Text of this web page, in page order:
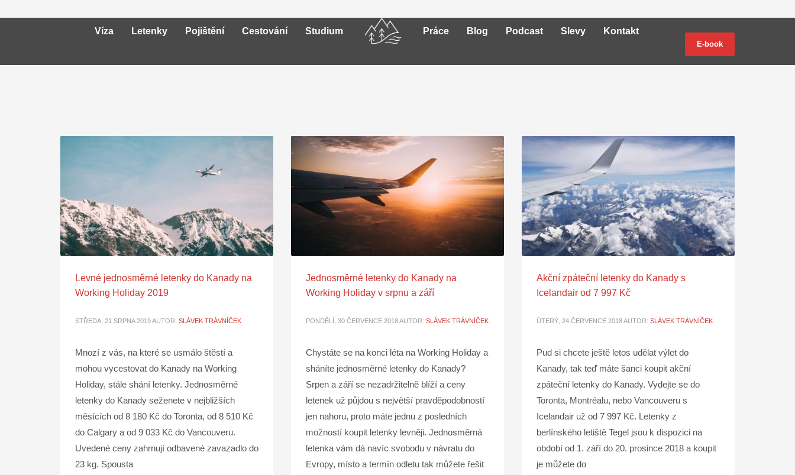
Víza Letenky Pojištění Cestování Studium Práce Blog Podcast Slevy Kontakt
E-book
Levné jednosměrné letenky do Kanady na
Working Holiday 2019
STŘEDA, 21 SRPNA 2019AUTOR: SLÁVEK TRÁVNÍČEK
Mnozí z vás, na které se usmálo štěstí a
mohou vycestovat do Kanady na Working
Holiday, stále shání letenky. Jednosměrné
letenky do Kanady seženete v nejbližších
měsících od 8 180 Kč do Toronta, od 8 510 Kč
do Calgary a od 9 033 Kč do Vancouveru.
Uvedené ceny zahrnují odbavené zavazadlo do
23 kg. Spousta
Jednosměrné letenky do Kanady na
Working Holiday v srpnu a září
PONDĚLÍ, 30 ČERVENCE 2018AUTOR: SLÁVEK TRÁVNÍČEK
Chystáte se na konci léta na Working Holiday a
sháníte jednosměrné letenky do Kanady?
Srpen a září se nezadržitelně blíží a ceny
letenek už půjdou s největší pravděpodobností
jen nahoru, proto máte jednu z posledních
možností koupit letenky levněji. Jednosměrná
letenka vám dá navíc svobodu v návratu do
Evropy, místo a termín odletu tak můžete řešit
Akční zpáteční letenky do Kanady s
Icelandair od 7 997 Kč
ÚTERÝ, 24 ČERVENCE 2018AUTOR: SLÁVEK TRÁVNÍČEK
Pud si chcete ještě letos udělat výlet do
Kanady, tak teď máte šanci koupit akční
zpáteční letenky do Kanady. Vydejte se do
Toronta, Montréalu, nebo Vancouveru s
Icelandair už od 7 997 Kč. Letenky z
berlínského letiště Tegel jsou k dispozici na
období od 1. září do 20. prosince 2018 a koupit
je můžete do